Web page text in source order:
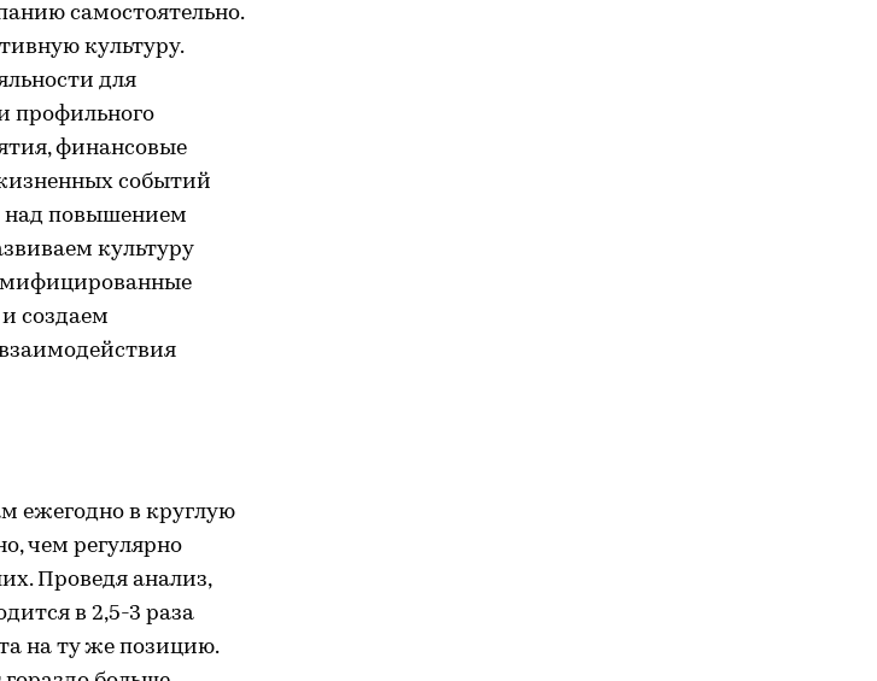
самостоятельно.
культуру.
для
профильного
финансовые
событий
над повышением
культуру
создаем
ежегодно в круглую
чем регулярно
Проведя анализ,
в 2,5-3 раза
на ту же позицию.